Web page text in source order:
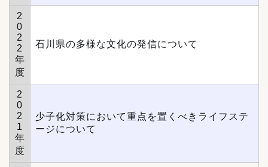
2
0
2
2
年
度
石川県の多様な文化の発信について
2
0
2
1
年
度
少子化対策において重点を置くべきライフステ
ージについて